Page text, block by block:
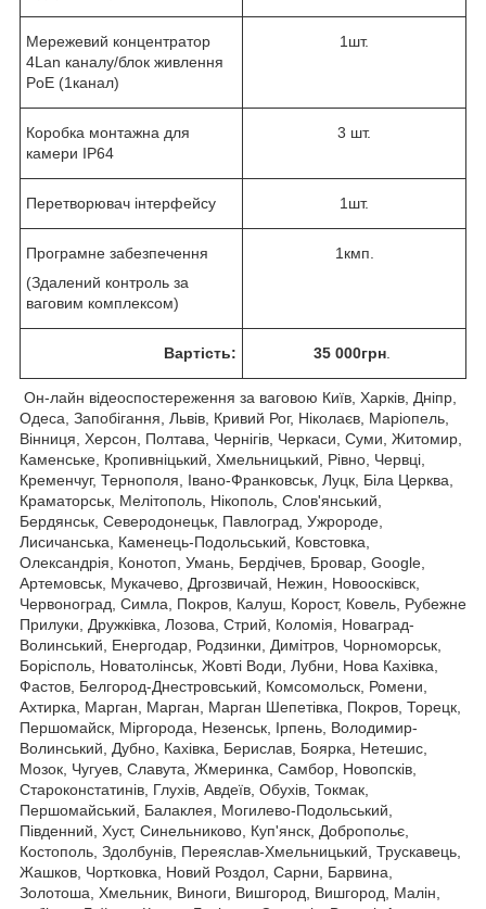
Мережевий концентратор
4Lan каналу/блок живлення
PoE (1канал)
1шт.
Коробка монтажна для
камери IP64
3 шт.
Перетворювач інтерфейсу 1шт.
Програмне забезпечення
(Здалений контроль за
ваговим комплексом)
1кмп.
Вартість: 35 000грн
Он-лайн відеоспостереження за ваговою Київ, Харків, Дніпр,
Одеса, Запобігання, Львів, Кривий Рог, Ніколаєв, Маріопель,
Вінниця, Херсон, Полтава, Чернігів, Черкаси, Суми, Житомир,
Каменське, Кропивніцький, Хмельницький, Рівно, Червці,
Кременчуг, Тернополя, Івано-Франковськ, Луцк, Біла Церква,
Краматорськ, Мелітополь, Нікополь, Слов'янський,
Бердянськ, Северодонецьк, Павлоград, Ужророде,
Лисичанська, Каменець-Подольський, Ковстовка,
Олександрія, Конотоп, Умань, Бердічев, Бровар, Google,
Артемовськ, Мукачево, Дргозвичай, Нежин, Новоосківск,
Червоноград, Симла, Покров, Калуш, Корост, Ковель, Рубежне
Прилуки, Дружківка, Лозова, Стрий, Коломія, Новаград-
Волинський, Енергодар, Родзинки, Димітров, Чорноморськ,
Борісполь, Новатолінськ, Жовті Води, Лубни, Нова Кахівка,
Фастов, Белгород-Днестровський, Комсомольск, Ромени,
Ахтирка, Марган, Марган, Марган Шепетівка, Покров, Торецк,
Першомайск, Міргорода, Незенськ, Ірпень, Володимир-
Волинський, Дубно, Кахівка, Берислав, Боярка, Нетешис,
Мозок, Чугуев, Славута, Жмеринка, Самбор, Новопсків,
Староконстатинів, Глухів, Авдеїв, Обухів, Токмак,
Першомайський, Балаклея, Могилево-Подольський,
Південний, Хуст, Синельниково, Куп'янск, Добропольє,
Костополь, Здолбунів, Переяслав-Хмельницький, Трускавець,
Жашков, Чортковка, Новий Роздол, Сарни, Барвина,
Золотоша, Хмельник, Виноги, Вишгород, Вишгород, Малін,